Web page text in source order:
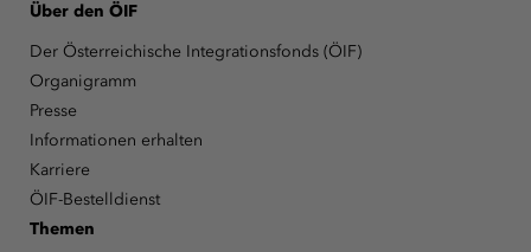
Über den ÖIF
Der Österreichische Integrationsfonds (ÖIF)
Organigramm
Presse
Informationen erhalten
Karriere
ÖIF-Bestelldienst
Themen